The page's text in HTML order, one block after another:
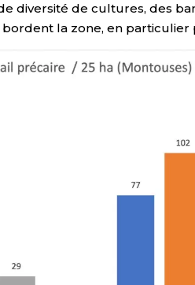
diversité de cultures, des
bordent la zone, en particulier